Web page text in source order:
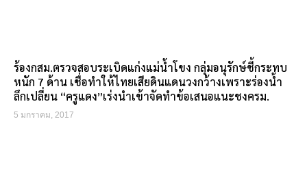
ร้องกสม.ตรวจสอบระเบิดแก่งแม่น้ำโขง กลุ่มอนุรักษ์ชี้กระทบ
หนัก 7 ด้าน เชื่อทำให้ไทยเสียดินแดนวงกว้างเพราะร่องน้ำ
ลึกเปลี่ยน “ครูแดง”เร่งนำเข้าจัดทำข้อเสนอแนะชงครม.
5 มกราคม, 2017